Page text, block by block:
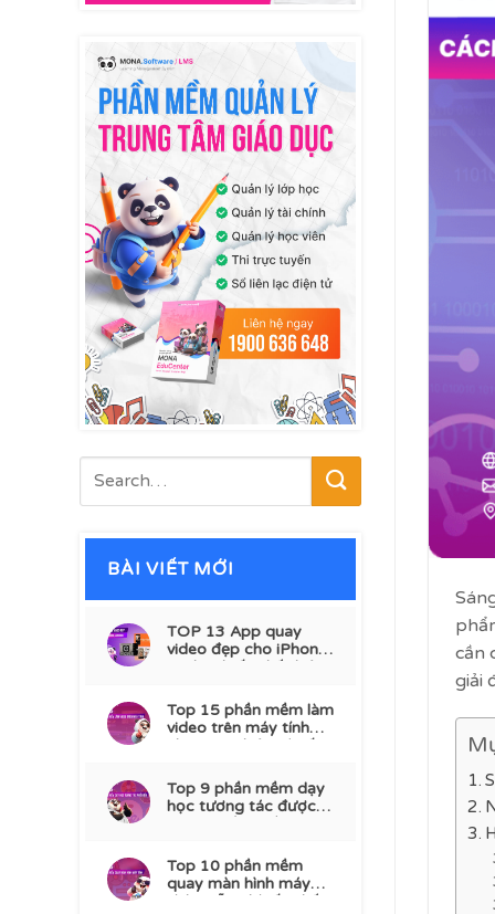
BÀI VIẾT MỚI
TOP 13 App quay
video đẹp cho iPhone,
Android tốt nhất hiện
Top 15 phần mềm làm
video trên máy tính
chuyên nghiệp và tốt
Top 9 phần mềm dạy
học tương tác được
Top 10 phần mềm
quay màn hình máy
tính miễn phí tốt nhất
cần
giải